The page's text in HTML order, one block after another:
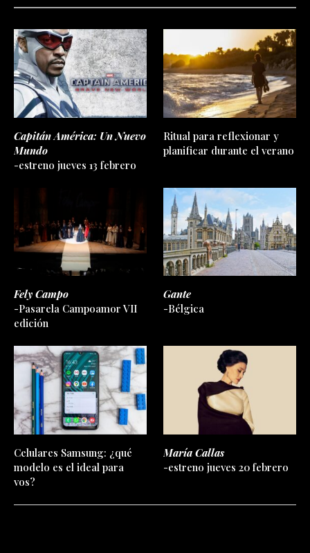
Capitán América: Un Nuevo
Mundo
-estreno jueves 13 febrero
Ritual para reflexionar y
planificar durante el verano
Fely Campo
-Pasarela Campoamor VII
edición
Gante
-Bélgica
Celulares Samsung: ¿qué
modelo es el ideal para
vos?
María Callas
-estreno jueves 20 febrero